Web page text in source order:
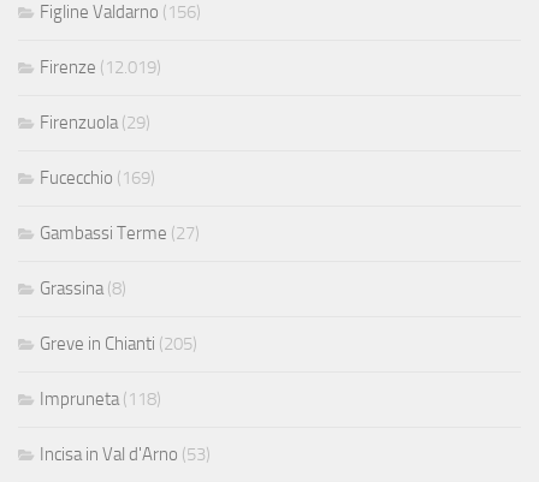
Figline Valdarno (156)
Firenze (12.019)
Firenzuola(29)
Fucecchio (169)
Gambassi Terme (27)
Grassina(8)
Greve in Chianti (205)
Impruneta(118)
Incisa in Val d'Arno (53)